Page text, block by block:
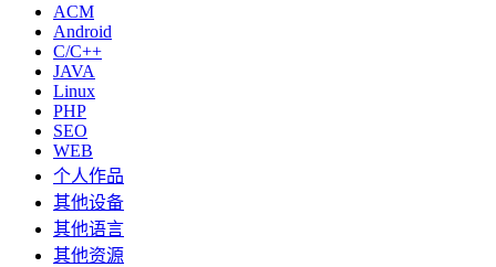
ACM
Android
C/C++
JAVA
Linux
PHP
SEO
WEB
个人作品
其他设备
其他语言
其他资源